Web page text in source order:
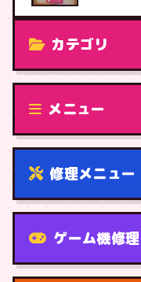
カテゴリ
修理（機種から）
メニュー
修理メニュー
機種から
ゲーム機修理